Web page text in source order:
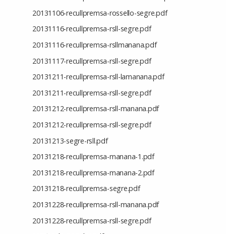
20131106-recullpremsa-rossello-segre.pdf
20131116-recullpremsa-rsll-segre.pdf
20131116-recullpremsa-rsllmanana.pdf
20131117-recullpremsa-rsll-segre.pdf
20131211-recullpremsa-rsll-lamanana.pdf
20131211-recullpremsa-rsll-segre.pdf
20131212-recullpremsa-rsll-manana.pdf
20131212-recullpremsa-rsll-segre.pdf
20131213-segre-rsll.pdf
20131218-recullpremsa-manana-1.pdf
20131218-recullpremsa-manana-2.pdf
20131218-recullpremsa-segre.pdf
20131228-recullpremsa-rsll-manana.pdf
20131228-recullpremsa-rsll-segre.pdf